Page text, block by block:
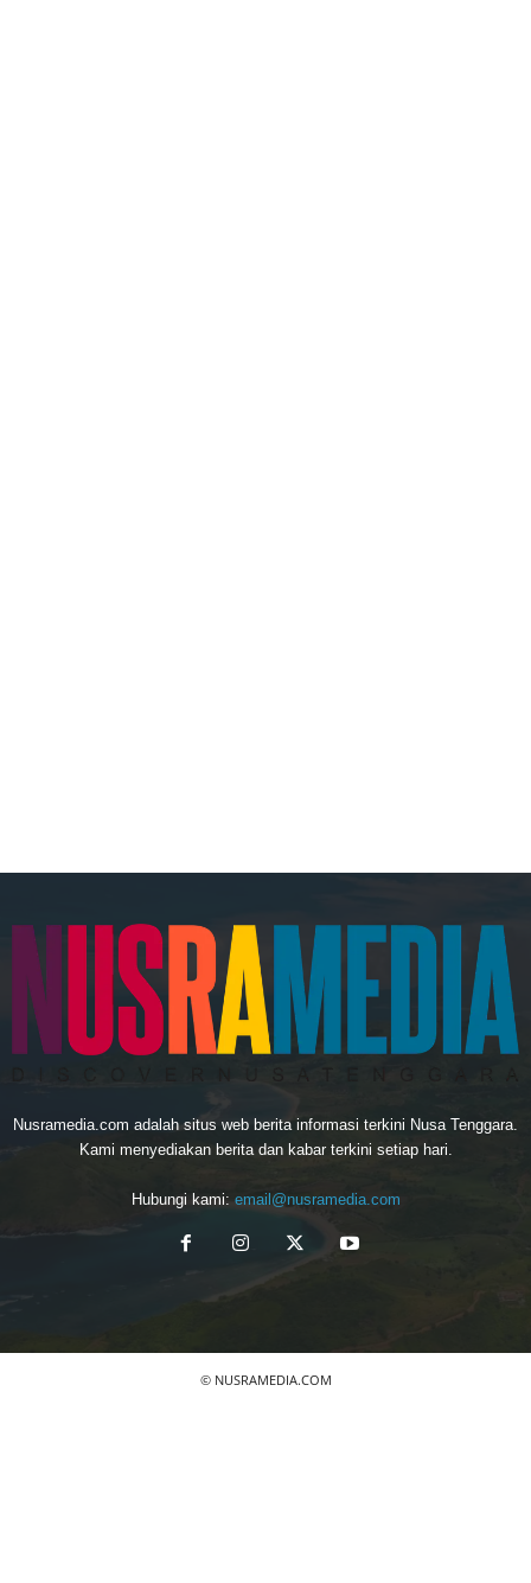
Nusramedia.com adalah situs web berita informasi terkini Nusa Tenggara.
Kami menyediakan berita dan kabar terkini setiap hari.
Hubungi kami: email@nusramedia.com
© NUSRAMEDIA.COM